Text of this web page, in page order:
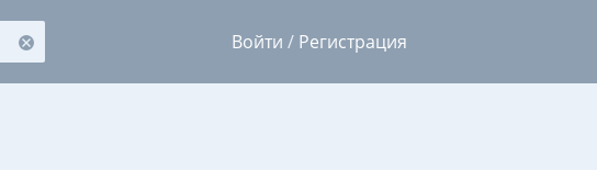
Войти / Регистрация